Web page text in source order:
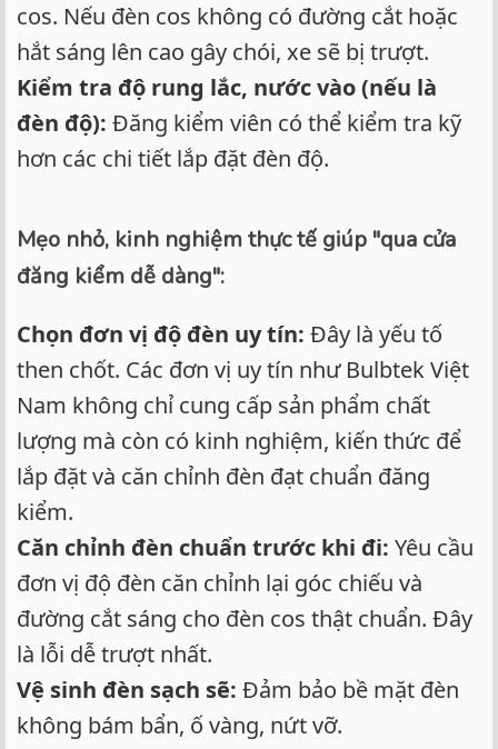
cos. Nếu đèn cos không có đường cắt hoặc
hắt sáng lên cao gây chói, xe sẽ bị trượt.
Kiểm tra độ rung lắc, nước vào (nếu là
đèn độ): Đăng kiểm viên có thể kiểm tra kỹ
hơn các chi tiết lắp đặt đèn độ.
Mẹo nhỏ, kinh nghiệm thực tế giúp "qua cửa
đăng kiểm dễ dàng":
Chọn đơn vị độ đèn uy tín: Đây là yếu tố
then chốt. Các đơn vị uy tín như Bulbtek Việt
Nam không chỉ cung cấp sản phẩm chất
lượng mà còn có kinh nghiệm, kiến thức để
lắp đặt và căn chỉnh đèn đạt chuẩn đăng
kiểm.
Căn chỉnh đèn chuẩn trước khi đi: Yêu cầu
đơn vị độ đèn căn chỉnh lại góc chiếu và
đường cắt sáng cho đèn cos thật chuẩn. Đây
là lỗi dễ trượt nhất.
Vệ sinh đèn sạch sẽ: Đảm bảo bề mặt đèn
không bám bẩn, ố vàng, nứt vỡ.